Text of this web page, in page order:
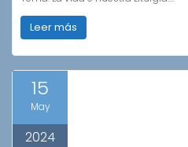
Leer más
15
May
2024